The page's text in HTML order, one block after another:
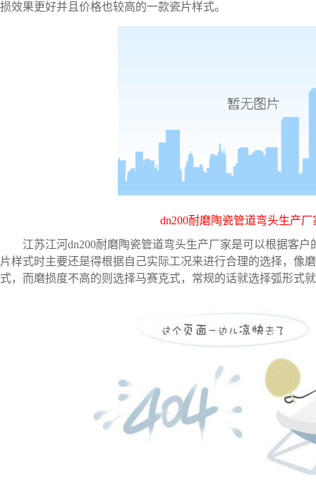
损效果更好并且价格也较高的一款瓷片样式。
dn200耐磨陶瓷管道弯头生产厂
江苏江河dn200耐磨陶瓷管道弯头生产厂家是可以根据客户
片样式时主要还是得根据自己实际工况来进行合理的选择，像
式，而磨损度不高的则选择马赛克式，常规的话就选择弧形式